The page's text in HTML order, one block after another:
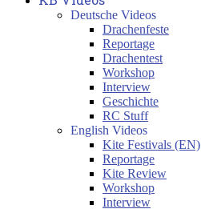
Deutsche Videos
Drachenfeste
Reportage
Drachentest
Workshop
Interview
Geschichte
RC Stuff
English Videos
Kite Festivals (EN)
Reportage
Kite Review
Workshop
Interview